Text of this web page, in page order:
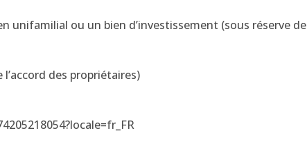
unifamilial ou un bien d’investissement (sous réserve de
des propriétaires)